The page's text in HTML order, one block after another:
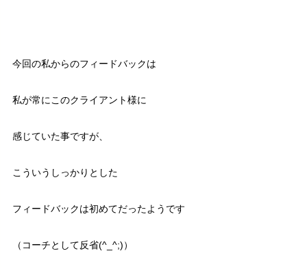
今回の私からのフィードバックは
私が常にこのクライアント様に
感じていた事ですが、
こういうしっかりとした
フィードバックは初めてだったようです
（コーチとして反省(^_^;)）